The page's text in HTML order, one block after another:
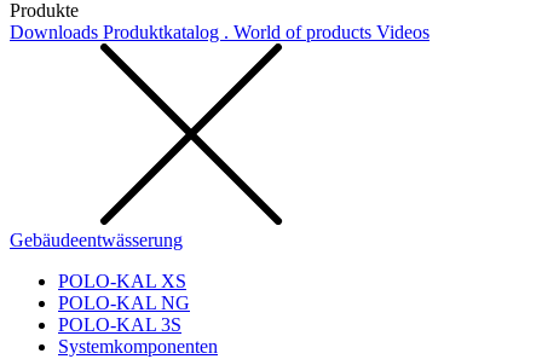
Produkte
Downloads Produktkatalog . World of products Videos
Gebäudeentwässerung
POLO-KAL XS
POLO-KAL NG
POLO-KAL 3S
Systemkomponenten